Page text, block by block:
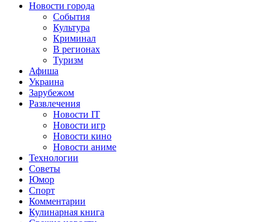
Новости города
События
Культура
Криминал
В регионах
Туризм
Афиша
Украина
Зарубежом
Развлечения
Новости IT
Новости игр
Новости кино
Новости аниме
Технологии
Советы
Юмор
Спорт
Комментарии
Кулинарная книга